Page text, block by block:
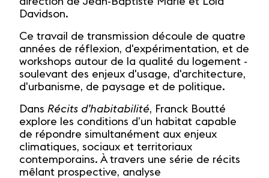
Davidson.
Ce travail de transmission découle de quatre
années de réflexion, d'expérimentation, et de
workshops autour de la qualité du logement -
soulevant des enjeux d'usage, d'architecture,
d'urbanisme, de paysage et de politique.
Dans Récits d’habitabilité, Franck Boutté
explore les conditions d’un habitat capable
de répondre simultanément aux enjeux
climatiques, sociaux et territoriaux
contemporains. À travers une série de récits
mêlant prospective, analyse